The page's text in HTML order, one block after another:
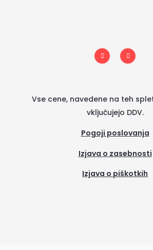
n
s
t
a
c
e
-
f
Vse cene, navedene na teh
vključujejo DDV.
Pogoji poslovanja
Izjava o zasebnosti
Izjava o piškotkih